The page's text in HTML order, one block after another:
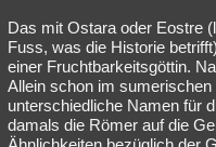
Das mit Ostara oder Eostre
Fuss, was die Historie
einer Fruchtbarkeitsgöttin.
Allein schon im
unterschiedliche Namen für
damals die Römer auf die